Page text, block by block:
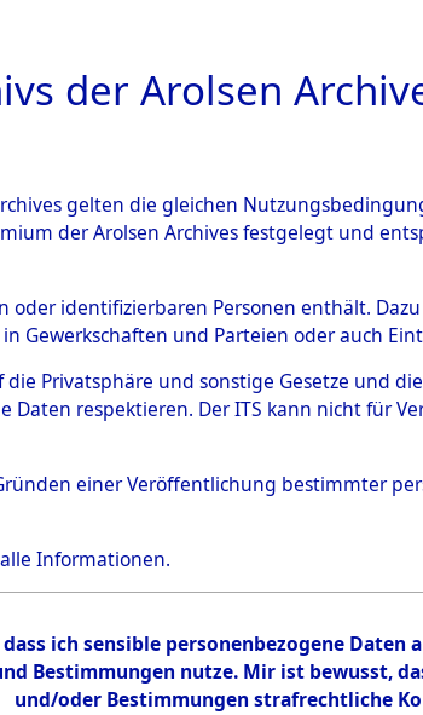
ÜBERSICHT BILD
SCHREIBER, REINHOLD
der Arolsen
gelten die gleichen
der Arolsen Archives festgelegt und
identifizierbaren Personen enthält.
Gewerkschaften und Parteien oder auch
Privatsphäre und sonstige Gesetze und
respektieren. Der ITS kann nicht für
einer Veröffentlichung bestimmter
Informationen.
ich sensible personenbezogene Daten
Bestimmungen nutze. Mir ist bewusst,
und/oder Bestimmungen strafrechtliche